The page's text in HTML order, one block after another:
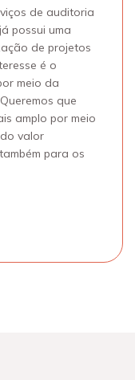
de auditoria
possui uma
de projetos
é o
meio da
que
amplo por meio
valor
para os